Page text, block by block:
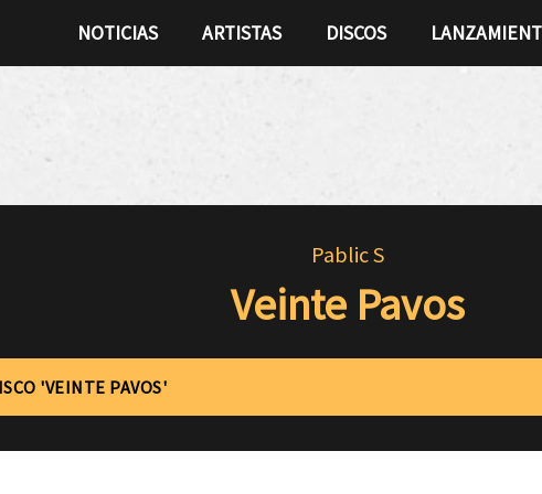
NOTICIAS ARTISTAS DISCOS
Pablic S
Veinte Pavos
'VEINTE PAVOS'